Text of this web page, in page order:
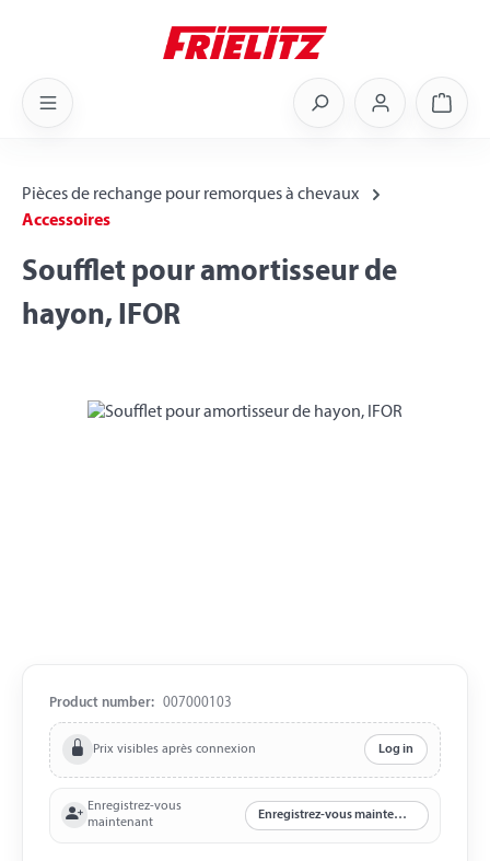
Pièces de rechange pour remorques à chevaux
Accessoires
Soufflet pour amortisseur de
hayon, IFOR
Skip image gallery
Product number: 007000103
Prix visibles après connexion Log in
Enregistrez-vous
maintenant
Enregistrez-vous maintenant